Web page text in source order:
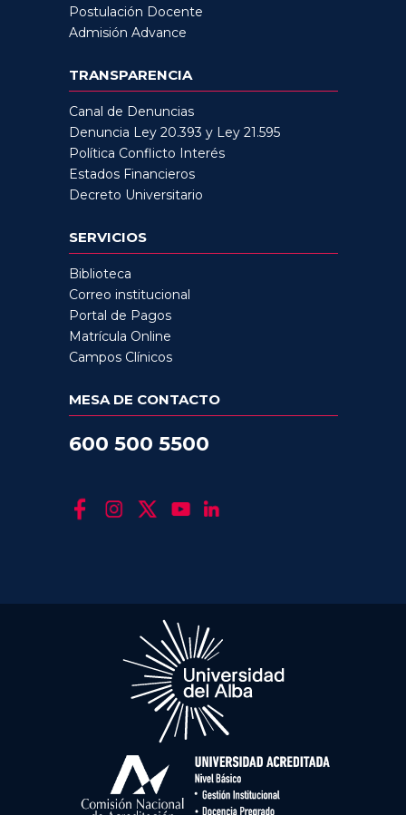
Postulación Docente
Admisión Advance
TRANSPARENCIA
Canal de Denuncias
Denuncia Ley 20.393 y Ley 21.595
Política Conflicto Interés
Estados Financieros
Decreto Universitario
SERVICIOS
Biblioteca
Correo institucional
Portal de Pagos
Matrícula Online
Campos Clínicos
MESA DE CONTACTO
600 500 5500